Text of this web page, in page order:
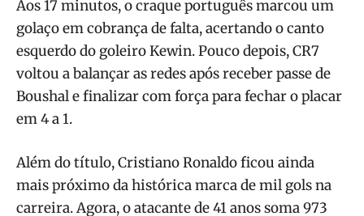
Aos 17 minutos, o craque português marcou um
golaço em cobrança de falta, acertando o canto
esquerdo do goleiro Kewin. Pouco depois, CR7
voltou a balançar as redes após receber passe de
Boushal e finalizar com força para fechar o placar
em 4 a 1.
Além do título, Cristiano Ronaldo ficou ainda
mais próximo da histórica marca de mil gols na
carreira. Agora, o atacante de 41 anos soma 973